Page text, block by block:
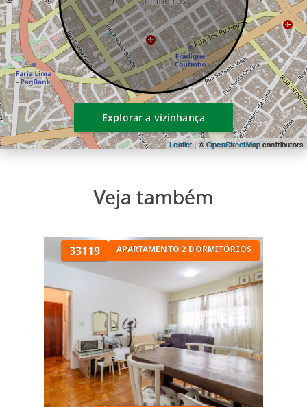
Leaflet| ©OpenStreetMapcontributors
Explorar a vizinhança
Veja também
33119 APARTAMENTO 2 DORMITÓRIOS